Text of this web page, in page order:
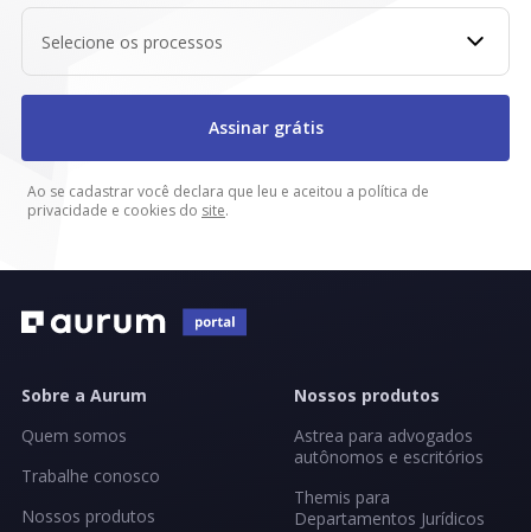
Selecione os processos
Assinar grátis
Ao se cadastrar você declara que leu e aceitou a política de
privacidade e cookies do site.
Sobre a Aurum
Quem somos
Trabalhe conosco
Nossos produtos
Nossos produtos
Astrea para advogados
autônomos e escritórios
Themis para
Departamentos Jurídicos